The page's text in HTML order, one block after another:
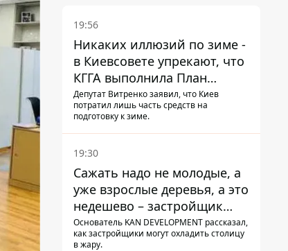
19:56
Никаких иллюзий по зиме -
в Киевсовете упрекают, что
КГГА выполнила План
устойчивости на 20%
Депутат Витренко заявил, что Киев
потратил лишь часть средств на
подготовку к зиме.
19:30
Сажать надо не молодые, а
уже взрослые деревья, а это
недешево – застройщик
Никонов
Основатель KAN DEVELOPMENT рассказал,
как застройщики могут охладить столицу
в жару.